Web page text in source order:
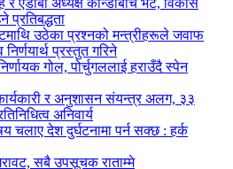
र एडीबी अध्यक्ष कान्डाबीच भेट, विकास
प्रतिबद्धता
उठेका प्रश्नको मन्त्रीहरूले जवाफ
प्रस्तुत गरिने
गोल, पोर्चुगललाई हराउँदै स्पेन
र अनुशासन संयन्त्र अलग, ३३
अनिवार्य
चलाए देश दुर्घटनामा पर्न सक्छ : हर्क
सबै उपसूचक राताम्मे